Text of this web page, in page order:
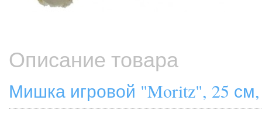
Описание товара
Мишка игровой "Moritz", 25 см,